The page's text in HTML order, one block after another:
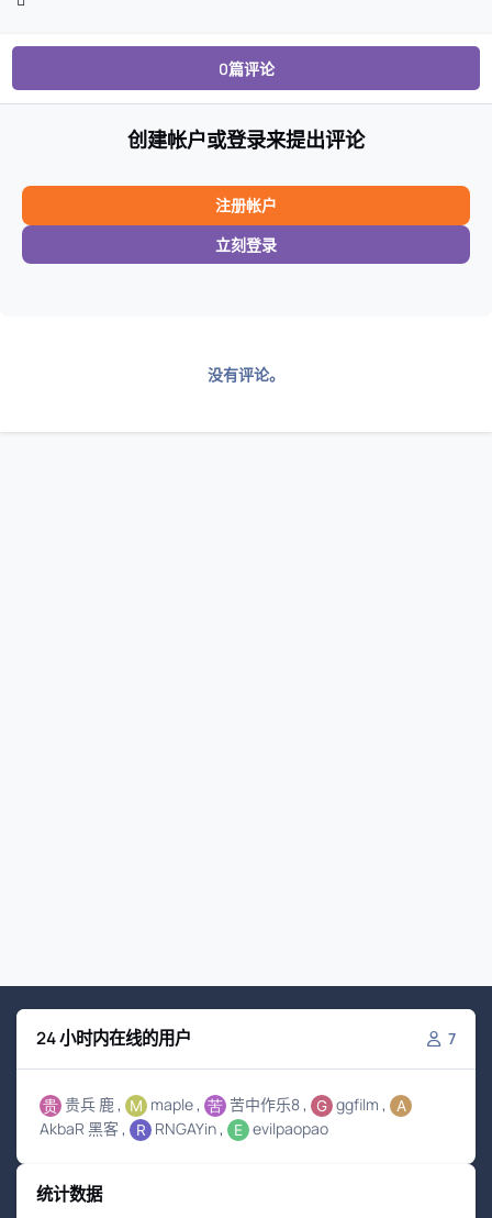
0篇评论
创建帐户或登录来提出评论
注册帐户
立刻登录
没有评论。
24 小时内在线的用户 7
贵兵 鹿 maple 苦中作乐8
ggfilm
AkbaR 黑客
RNGAYin evilpaopao
统计数据